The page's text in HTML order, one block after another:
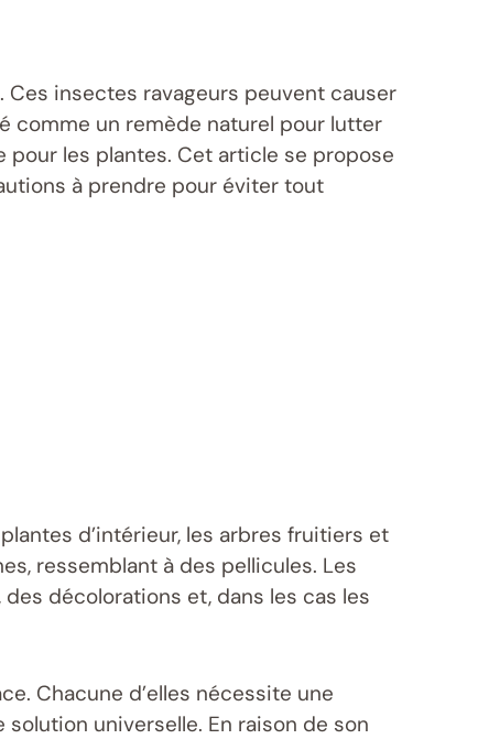
insectes ravageurs peuvent causer
comme un remède naturel pour lutter
les plantes. Cet article se propose
à prendre pour éviter tout
d’intérieur, les arbres fruitiers et
ressemblant à des pellicules. Les
décolorations et, dans les cas les
Chacune d’elles nécessite une
universelle. En raison de son